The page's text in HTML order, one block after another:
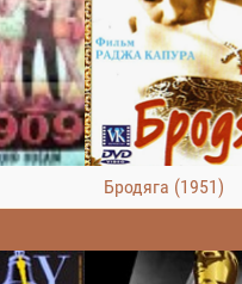
Бродяга (1951)